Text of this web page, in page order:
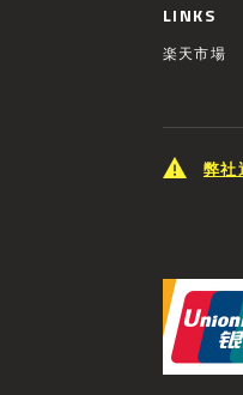
LINKS
楽天市場
弊社